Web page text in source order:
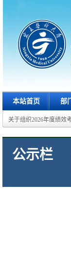
本站首页 部
关于组织2026年度绩效
公示栏